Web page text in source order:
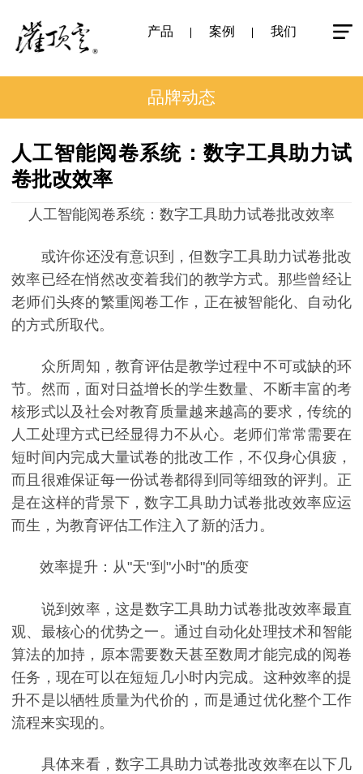
产品 案例 我们
品牌动态
人工智能阅卷系统：数字工具助力试
卷批改效率
人工智能阅卷系统：数字工具助力试卷批改效率
或许你还没有意识到，但数字工具助力试卷批改
效率已经在悄然改变着我们的教学方式。那些曾经让
老师们头疼的繁重阅卷工作，正在被智能化、自动化
的方式所取代。
众所周知，教育评估是教学过程中不可或缺的环
节。然而，面对日益增长的学生数量、不断丰富的考
核形式以及社会对教育质量越来越高的要求，传统的
人工处理方式已经显得力不从心。老师们常常需要在
短时间内完成大量试卷的批改工作，不仅身心俱疲，
而且很难保证每一份试卷都得到同等细致的评判。正
是在这样的背景下，数字工具助力试卷批改效率应运
而生，为教育评估工作注入了新的活力。
效率提升：从"天"到"小时"的质变
说到效率，这是数字工具助力试卷批改效率最直
观、最核心的优势之一。通过自动化处理技术和智能
算法的加持，原本需要数天甚至数周才能完成的阅卷
任务，现在可以在短短几小时内完成。这种效率的提
升不是以牺牲质量为代价的，而是通过优化整个工作
流程来实现的。
具体来看，数字工具助力试卷批改效率在以下几